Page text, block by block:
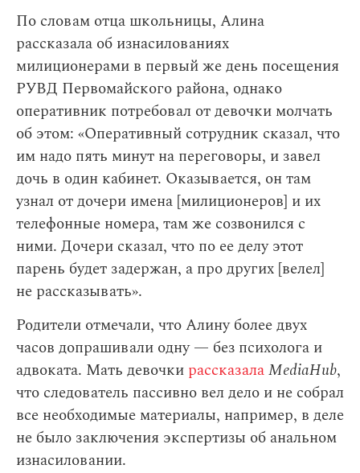
По словам отца школьницы, Алина
рассказала об изнасилованиях
милиционерами в первый же день посещения
РУВД Первомайского района, однако
оперативник потребовал от девочки молчать
об этом: «Оперативный сотрудник сказал, что
им надо пять минут на переговоры, и завел
дочь в один кабинет. Оказывается, он там
узнал от дочери имена [милиционеров] и их
телефонные номера, там же созвонился с
ними. Дочери сказал, что по ее делу этот
парень будет задержан, а про других [велел]
не рассказывать».
Родители отмечали, что Алину более двух
часов допрашивали одну — без психолога и
адвоката. Мать девочки рассказалаMediaHub,
что следователь пассивно вел дело и не собрал
все необходимые материалы, например, в деле
не было заключения экспертизы об анальном
изнасиловании.